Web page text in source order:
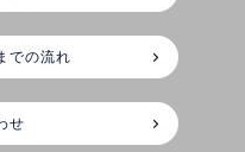
での流れ
せ